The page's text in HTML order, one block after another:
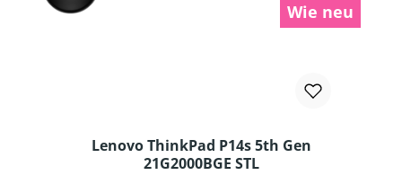
Wie neu
Lenovo ThinkPad P14s 5th Gen
21G2000BGE STL